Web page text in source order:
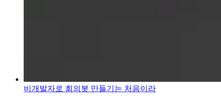
비개발자로 회의봇 만들기는 처음이라